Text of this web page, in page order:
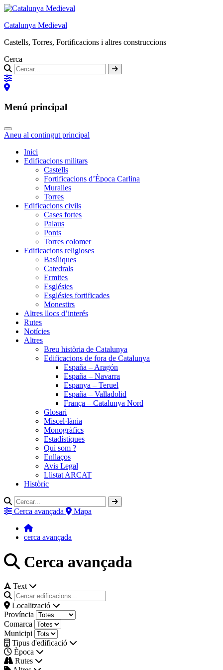
Catalunya Medieval
Castells, Torres, Fortificacions i altres construccions
Cerca
Menú principal
Aneu al contingut principal
Inici
Edificacions militars
Castells
Fortificacions d’Època Carlina
Muralles
Torres
Edificacions civils
Cases fortes
Palaus
Ponts
Torres colomer
Edificacions religioses
Basíliques
Catedrals
Ermites
Esglésies
Esglésies fortificades
Monestirs
Altres llocs d’interés
Rutes
Notícies
Altres
Breu història de Catalunya
Edificacions de fora de Catalunya
España – Aragón
España – Navarra
Espanya – Teruel
España – Valladolid
França – Catalunya Nord
Glosari
Miscel·lània
Monogràfics
Estadístiques
Qui som ?
Enllaços
Avis Legal
Llistat ARCAT
Històric
Cerca avançada Mapa
cerca avançada
Cerca avançada
Text
Localització
Província
Comarca
Municipi
Tipus d'edificació
Època
Rutes